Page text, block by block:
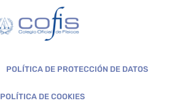
POLÍTICA DE PROTECCIÓN DE DATOS
POLÍTICA DE COOKIES